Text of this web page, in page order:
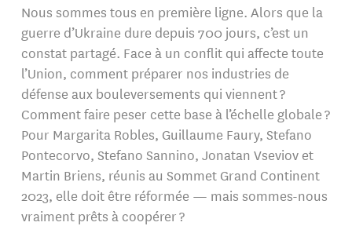
Nous sommes tous en première ligne. Alors que la
guerre d’Ukraine dure depuis 700 jours, c’est un
constat partagé. Face à un conflit qui affecte toute
l’Union, comment préparer nos industries de
défense aux bouleversements qui viennent ?
Comment faire peser cette base à l’échelle globale ?
Pour Margarita Robles, Guillaume Faury, Stefano
Pontecorvo, Stefano Sannino, Jonatan Vseviov et
Martin Briens, réunis au Sommet Grand Continent
2023, elle doit être réformée — mais sommes-nous
vraiment prêts à coopérer ?